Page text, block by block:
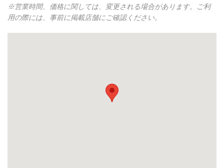
※営業時間、価格に関しては、変更される場合があります。ご利
用の際には、事前に掲載店舗にご確認ください。